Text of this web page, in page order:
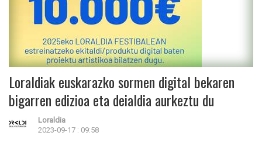
Loraldiak euskarazko sormen digital bekaren
bigarren edizioa eta deialdia aurkeztu du
Loraldia
2023-09-17 : 09:58